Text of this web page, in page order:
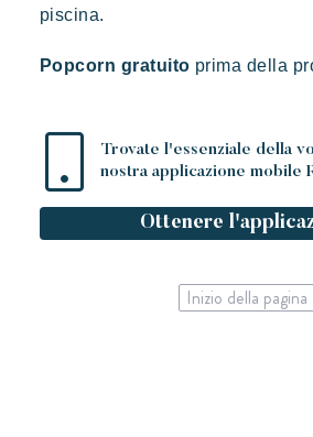
Trovate l'essenziale della
nostra applicazione mobile
Ottenere
piscina.
Popcorn gratuito prima della
Inizio della pagina